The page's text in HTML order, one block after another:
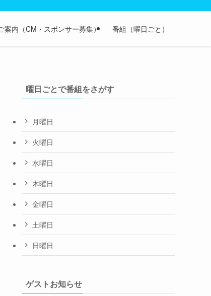
案内（CM・スポンサー募集） 番組（曜日ごと）
曜日ごとで番組をさがす
月曜日
火曜日
水曜日
木曜日
金曜日
土曜日
日曜日
ゲストお知らせ